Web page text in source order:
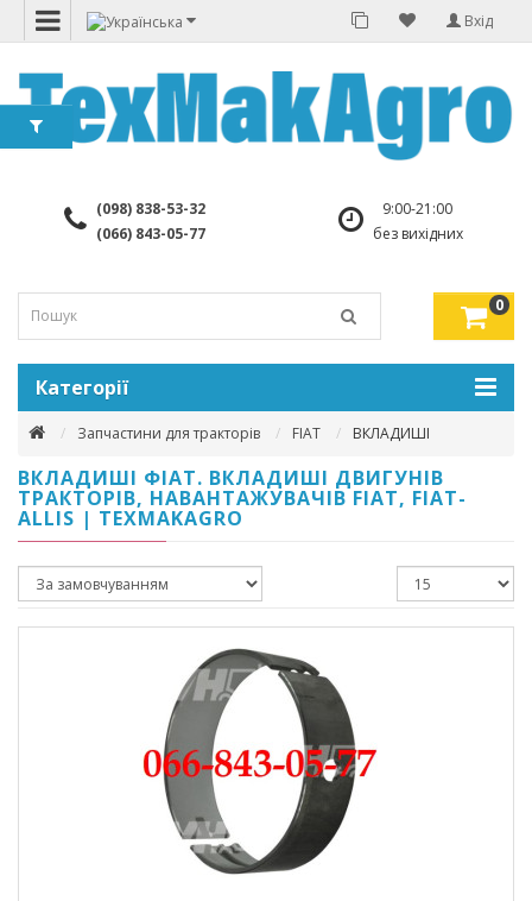
Вхід
(098) 838-53-32
(066) 843-05-77
9:00-21:00
без вихідних
0
Категорії
Запчастини для тракторів FIAT ВКЛАДИШІ
ВКЛАДИШІ ФІАТ. ВКЛАДИШІ ДВИГУНІВ
ТРАКТОРІВ, НАВАНТАЖУВАЧІВ FIAT, FIAT-
ALLIS | TEXMAKAGRO